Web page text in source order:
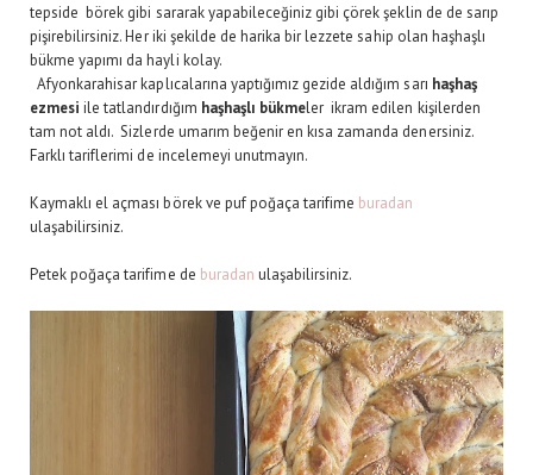
tepside börek gibi sararak yapabileceğiniz gibi çörek şeklin de de sarıp
pişirebilirsiniz. Her iki şekilde de harika bir lezzete sahip olan haşhaşlı
bükme yapımı da hayli kolay.
Afyonkarahisar kaplıcalarına yaptığımız gezide aldığım sarı haşhaş
ezmesi ile tatlandırdığım haşhaşlı bükmeler ikram edilen kişilerden
tam not aldı. Sizlerde umarım beğenir en kısa zamanda denersiniz.
Farklı tariflerimi de incelemeyi unutmayın.
Kaymaklı el açması börek ve puf poğaça tarifime buradan
ulaşabilirsiniz.
Petek poğaça tarifime de buradan ulaşabilirsiniz.